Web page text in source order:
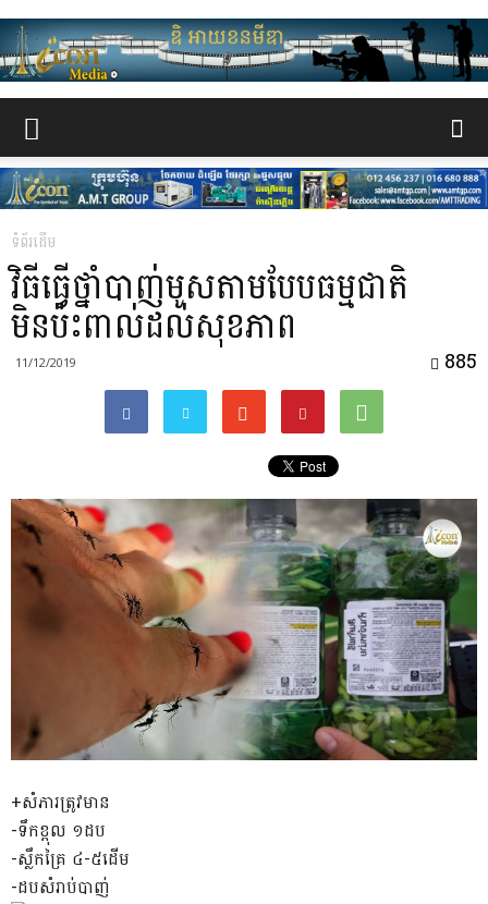
ទំព័រដើម
វិធីធ្វើថ្នាំបាញ់មូសតាមបែបធម្មជាតិ
មិនប៉ះពាល់ដល់សុខភាព
11/12/2019 885
+សំភារត្រូវមាន
-ទឹកខ្ពុល ១ដប
-ស្លឹកគ្រៃ ៤-៥ដើម
-ដបសំរាប់បាញ់